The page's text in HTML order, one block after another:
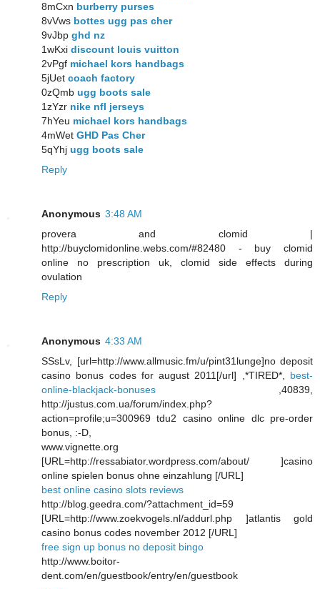
8mCxn burberry purses
8vVws bottes ugg pas cher
9vJbp ghd nz
1wKxi discount louis vuitton
2vPgf michael kors handbags
5jUet coach factory
0zQmb ugg boots sale
1zYzr nike nfl jerseys
7hYeu michael kors handbags
4mWet GHD Pas Cher
5qYhj ugg boots sale
Reply
Anonymous 3:48 AM
provera and clomid |
http://buyclomidonline.webs.com/#82480 - buy clomid
online no prescription uk, clomid side effects during
ovulation
Reply
Anonymous 4:33 AM
SSsLv, [url=http://www.allmusic.fm/u/pint31lunge]no deposit
casino bonus codes for august 2011[/url] ,*TIRED*, best-
online-blackjack-bonuses ,40839,
http://justus.com.ua/forum/index.php?
action=profile;u=300969 tdu2 casino online dlc pre-order
bonus, :-D,
www.vignette.org
[URL=http://ressabiator.wordpress.com/about/ ]casino
online spielen bonus ohne einzahlung [/URL]
best online casino slots reviews
http://blog.geedra.com/?attachment_id=59
[URL=http://www.zoekvogels.nl/addurl.php ]atlantis gold
casino bonus codes november 2012 [/URL]
free sign up bonus no deposit bingo
http://www.boitor-
dent.com/en/guestbook/entry/en/guestbook